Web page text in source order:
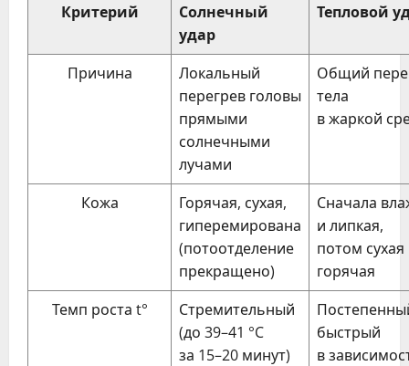
Критерий
Солнечный
удар
Тепловой
Причина
Локальный
перегрев головы
прямыми
солнечными
лучами
Общий
тела
в жаркой
Кожа
Горячая, сухая,
гиперемирована
(потоотделение
прекращено)
Сначала
и липкая,
потом сухая
горячая
Темп роста t°
Стремительный
(до 39–41 °C
за 15–20 минут)
быстрый
в